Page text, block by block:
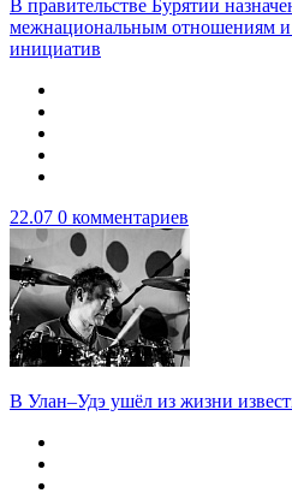
В правительстве Бурятии
межнациональным отношениям и
инициатив
22.07 0 комментариев
В Улан–Удэ ушёл из жизни